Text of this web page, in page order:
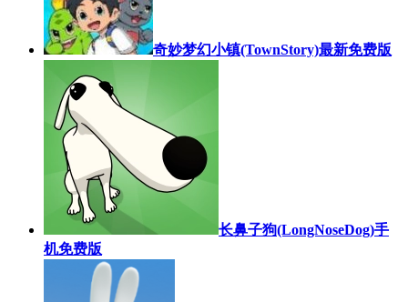
奇妙梦幻小镇(TownStory)最新免费版
长鼻子狗(LongNoseDog)手
机免费版